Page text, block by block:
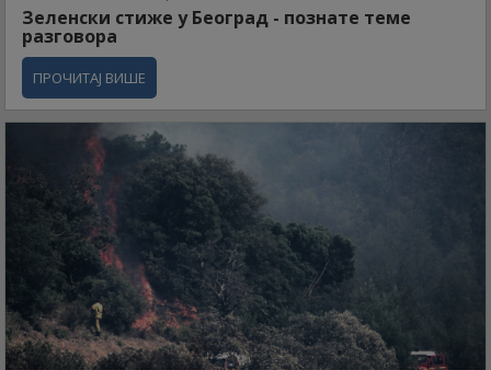
Зеленски стиже у Београд - познате теме
разговора
ПРОЧИТАЈ ВИШЕ